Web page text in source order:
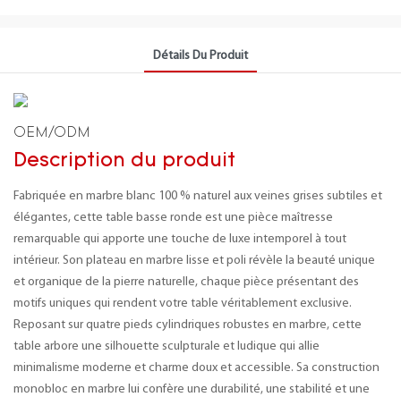
Détails Du Produit
OEM/ODM
Description du produit
Fabriquée en marbre blanc 100 % naturel aux veines grises subtiles et
élégantes, cette table basse ronde est une pièce maîtresse
remarquable qui apporte une touche de luxe intemporel à tout
intérieur. Son plateau en marbre lisse et poli révèle la beauté unique
et organique de la pierre naturelle, chaque pièce présentant des
motifs uniques qui rendent votre table véritablement exclusive.
Reposant sur quatre pieds cylindriques robustes en marbre, cette
table arbore une silhouette sculpturale et ludique qui allie
minimalisme moderne et charme doux et accessible. Sa construction
monobloc en marbre lui confère une durabilité, une stabilité et une